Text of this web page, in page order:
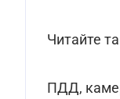
Читайте
ПДД,